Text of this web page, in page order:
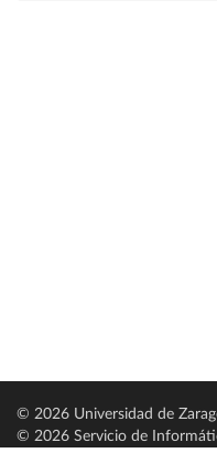
© 2026 Universidad de
© 2026 Servicio de